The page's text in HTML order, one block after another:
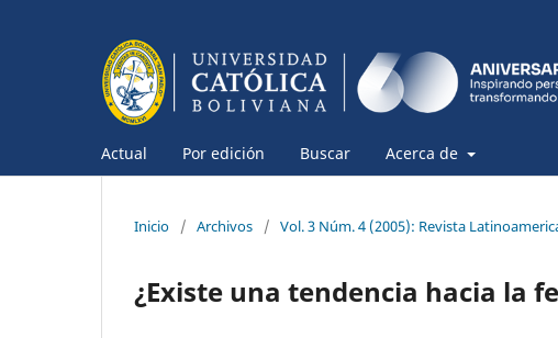
Actual Por edición Buscar Acerca de
Inicio / Archivos / Vol. 3 Núm. 4 (2005): Revista
¿Existe una tendencia hacia la